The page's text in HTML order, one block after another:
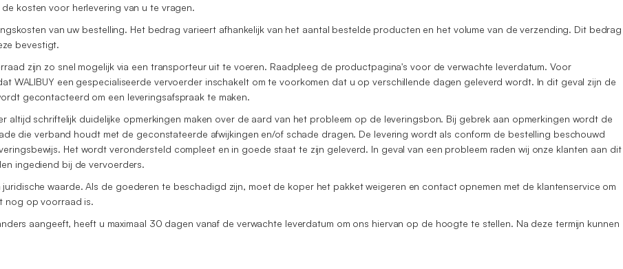
kosten voor herlevering van u te vragen.
van uw bestelling. Het bedrag varieert afhankelijk van het aantal bestelde producten en het volume van de verzending. Dit bedrag
bevestigt.
zijn zo snel mogelijk via een transporteur uit te voeren. Raadpleeg de productpagina's voor de verwachte leverdatum. Voor
WALIBUY een gespecialiseerde vervoerder inschakelt om te voorkomen dat u op verschillende dagen geleverd wordt. In dit geval zijn de
gecontacteerd om een leveringsafspraak te maken.
schriftelijk duidelijke opmerkingen maken over de aard van het probleem op de leveringsbon. Bij gebrek aan opmerkingen wordt de
die verband houdt met de geconstateerde afwijkingen en/of schade dragen. De levering wordt als conform de bestelling beschouwd
Het wordt verondersteld compleet en in goede staat te zijn geleverd. In geval van een probleem raden wij onze klanten aan dit
ingediend bij de vervoerders.
waarde. Als de goederen te beschadigd zijn, moet de koper het pakket weigeren en contact opnemen met de klantenservice om
nog op voorraad is.
aangeeft, heeft u maximaal 30 dagen vanaf de verwachte leverdatum om ons hiervan op de hoogte te stellen. Na deze termijn kunnen